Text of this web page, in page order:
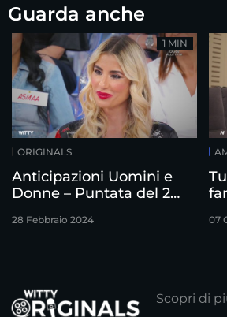
Guarda anche
ORIGINALS
Anticipazioni Uomini e
Donne – Puntata del 28
28 Febbraio 2024
1 MIN
07
Scopri di